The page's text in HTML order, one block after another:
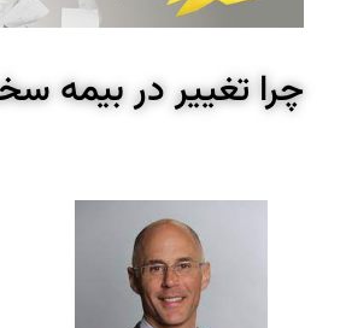
چرا تغییر در بیمه